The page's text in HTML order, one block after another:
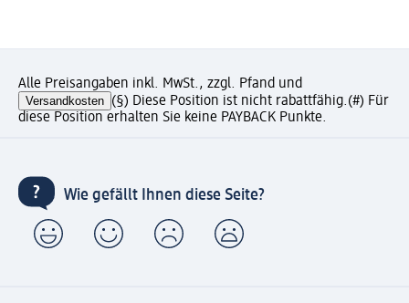
Alle Preisangaben inkl. MwSt., zzgl. Pfand und
Versandkosten (§) Diese Position ist nicht rabattfähig.(#) Für
diese Position erhalten Sie keine PAYBACK Punkte.
Wie gefällt Ihnen diese Seite?